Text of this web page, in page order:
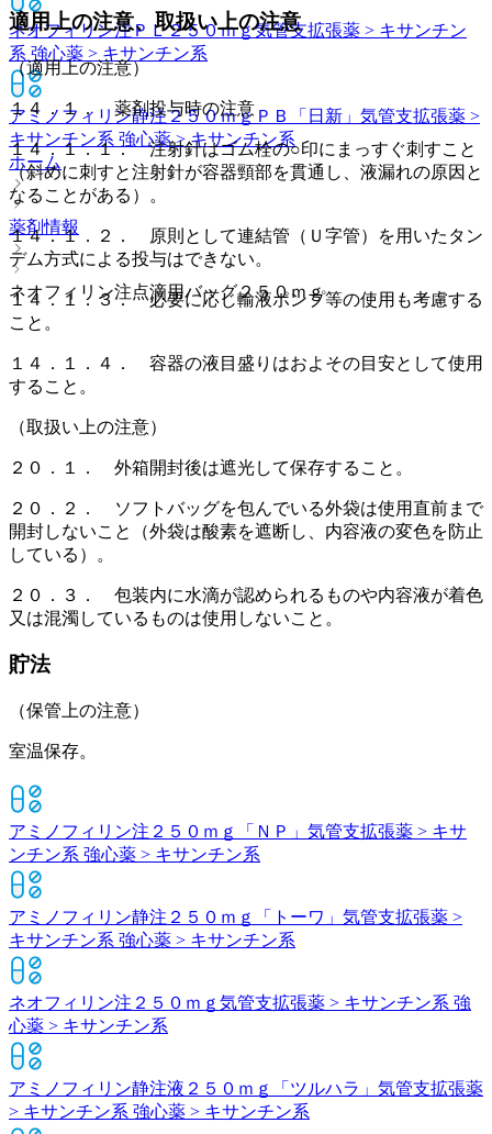
ネオフィリン注ＰＬ２５０ｍｇ気管支拡張薬 > キサンチン
系 強心薬 > キサンチン系
アミノフィリン静注２５０ｍｇＰＢ「日新」 気管支拡張薬 >
キサンチン系 強心薬 > キサンチン系
ホーム
薬剤情報
ネオフィリン注点滴用バッグ２５０ｍｇ
適用上の注意、取扱い上の注意
（適用上の注意）
１４．１． 薬剤投与時の注意
１４．１．１． 注射針はゴム栓の○印にまっすぐ刺すこと
（斜めに刺すと注射針が容器頸部を貫通し、液漏れの原因と
なることがある）。
１４．１．２． 原則として連結管（Ｕ字管）を用いたタン
デム方式による投与はできない。
１４．１．３． 必要に応じ輸液ポンプ等の使用も考慮する
こと。
１４．１．４． 容器の液目盛りはおよその目安として使用
すること。
（取扱い上の注意）
２０．１． 外箱開封後は遮光して保存すること。
２０．２． ソフトバッグを包んでいる外袋は使用直前まで
開封しないこと（外袋は酸素を遮断し、内容液の変色を防止
している）。
２０．３． 包装内に水滴が認められるものや内容液が着色
又は混濁しているものは使用しないこと。
貯法
（保管上の注意）
室温保存。
アミノフィリン注２５０ｍｇ「ＮＰ」 気管支拡張薬 > キサ
ンチン系 強心薬 > キサンチン系
アミノフィリン静注２５０ｍｇ「トーワ」 気管支拡張薬 >
キサンチン系 強心薬 > キサンチン系
ネオフィリン注２５０ｍｇ 気管支拡張薬 > キサンチン系 強
心薬 > キサンチン系
アミノフィリン静注液２５０ｍｇ「ツルハラ」 気管支拡張薬
> キサンチン系 強心薬 > キサンチン系